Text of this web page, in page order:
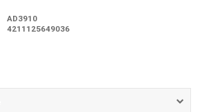
AD3910
4211125649036